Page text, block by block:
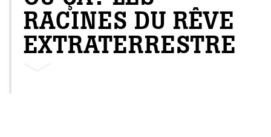
RACINES DU RÊVE
EXTRATERRESTRE